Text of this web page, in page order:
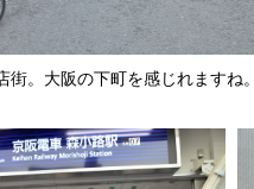
街。大阪の下町を感じれますね。